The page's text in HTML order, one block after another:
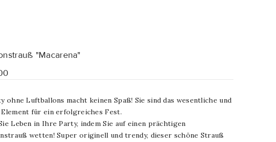
"Macarena"
ohne Luftballons macht keinen Spaß! Sie sind das wesentliche und
für ein erfolgreiches Fest.
Leben in Ihre Party, indem Sie auf einen prächtigen
wetten! Super originell und trendy, dieser schöne Strauß